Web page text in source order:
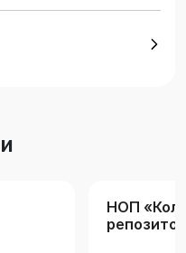
на проведение
НОП